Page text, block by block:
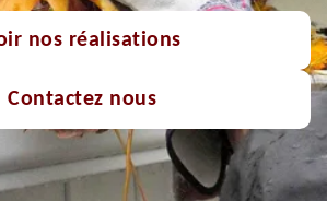
nos réalisations
Contactez nous